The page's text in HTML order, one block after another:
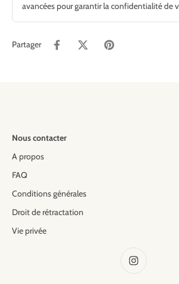
avancées pour garantir la confidentialité de
Partager
Nous contacter
A propos
FAQ
Conditions générales
Droit de rétractation
Vie privée